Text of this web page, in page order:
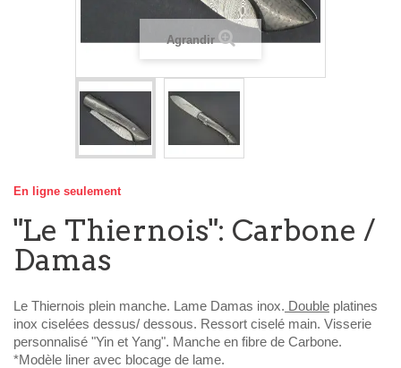
Agrandir
En ligne seulement
"Le Thiernois": Carbone /
Damas
Le Thiernois plein manche. Lame Damas inox. Double platines
inox ciselées dessus/ dessous. Ressort ciselé main. Visserie
personnalisé "Yin et Yang". Manche en fibre de Carbone.
*Modèle liner avec blocage de lame.